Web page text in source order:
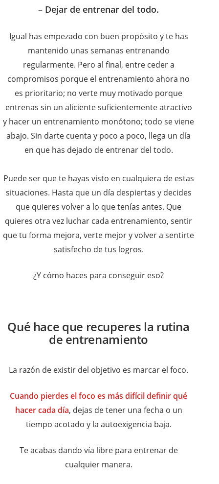
– Dejar de entrenar del todo.
Igual has empezado con buen propósito y te has
mantenido unas semanas entrenando
regularmente. Pero al final, entre ceder a
compromisos porque el entrenamiento ahora no
es prioritario; no verte muy motivado porque
entrenas sin un aliciente suficientemente atractivo
y hacer un entrenamiento monótono; todo se viene
abajo. Sin darte cuenta y poco a poco, llega un día
en que has dejado de entrenar del todo.
Puede ser que te hayas visto en cualquiera de estas
situaciones. Hasta que un día despiertas y decides
que quieres volver a lo que tenías antes. Que
quieres otra vez luchar cada entrenamiento, sentir
que tu forma mejora, verte mejor y volver a sentirte
satisfecho de tus logros.
¿Y cómo haces para conseguir eso?
Qué hace que recuperes la rutina
de entrenamiento
La razón de existir del objetivo es marcar el foco.
Cuando pierdes el foco es más difícil definir qué
hacer cada día, dejas de tener una fecha o un
tiempo acotado y la autoexigencia baja.
Te acabas dando vía libre para entrenar de
cualquier manera.